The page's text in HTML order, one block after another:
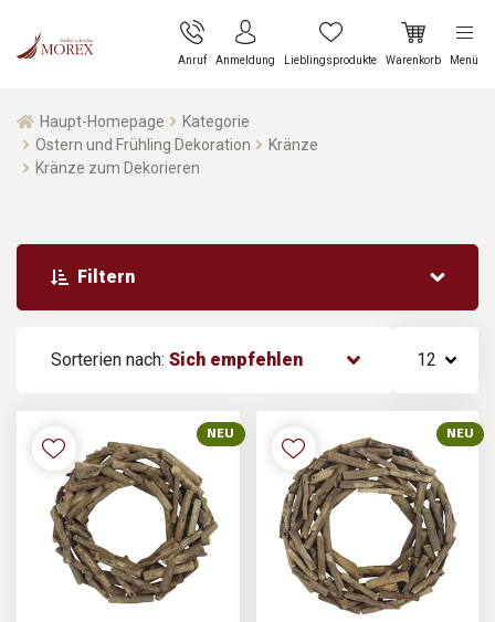
Anruf Anmeldung Lieblingsprodukte Warenkorb Menü
Haupt-Homepage
Kategorie
Ostern und Frühling Dekoration
Kränze
Kränze zum Dekorieren
Sorterien nach: Sich empfehlen 12
Filtern
NEU NEU